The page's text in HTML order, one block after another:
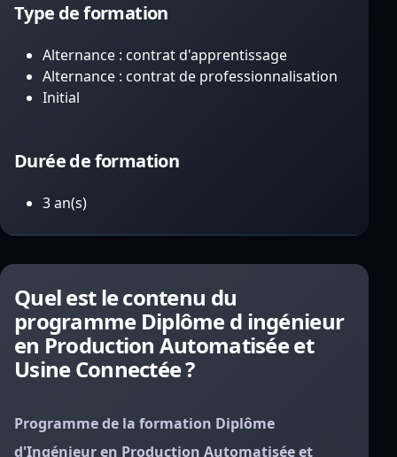
Type de formation
Alternance : contrat d'apprentissage
Alternance : contrat de professionnalisation
Initial
Durée de formation
3 an(s)
Quel est le contenu du
programme Diplôme d ingénieur
en Production Automatisée et
Usine Connectée ?
Programme de la formation Diplôme
d'Ingénieur en Production Automatisée et